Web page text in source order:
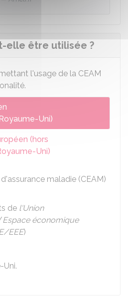
elle être utilisée ?
l'usage de la CEAM
Uni)
(hors
Uni)
maladie (CEAM)
de l'Union
Espace économique
EEE)
Uni.